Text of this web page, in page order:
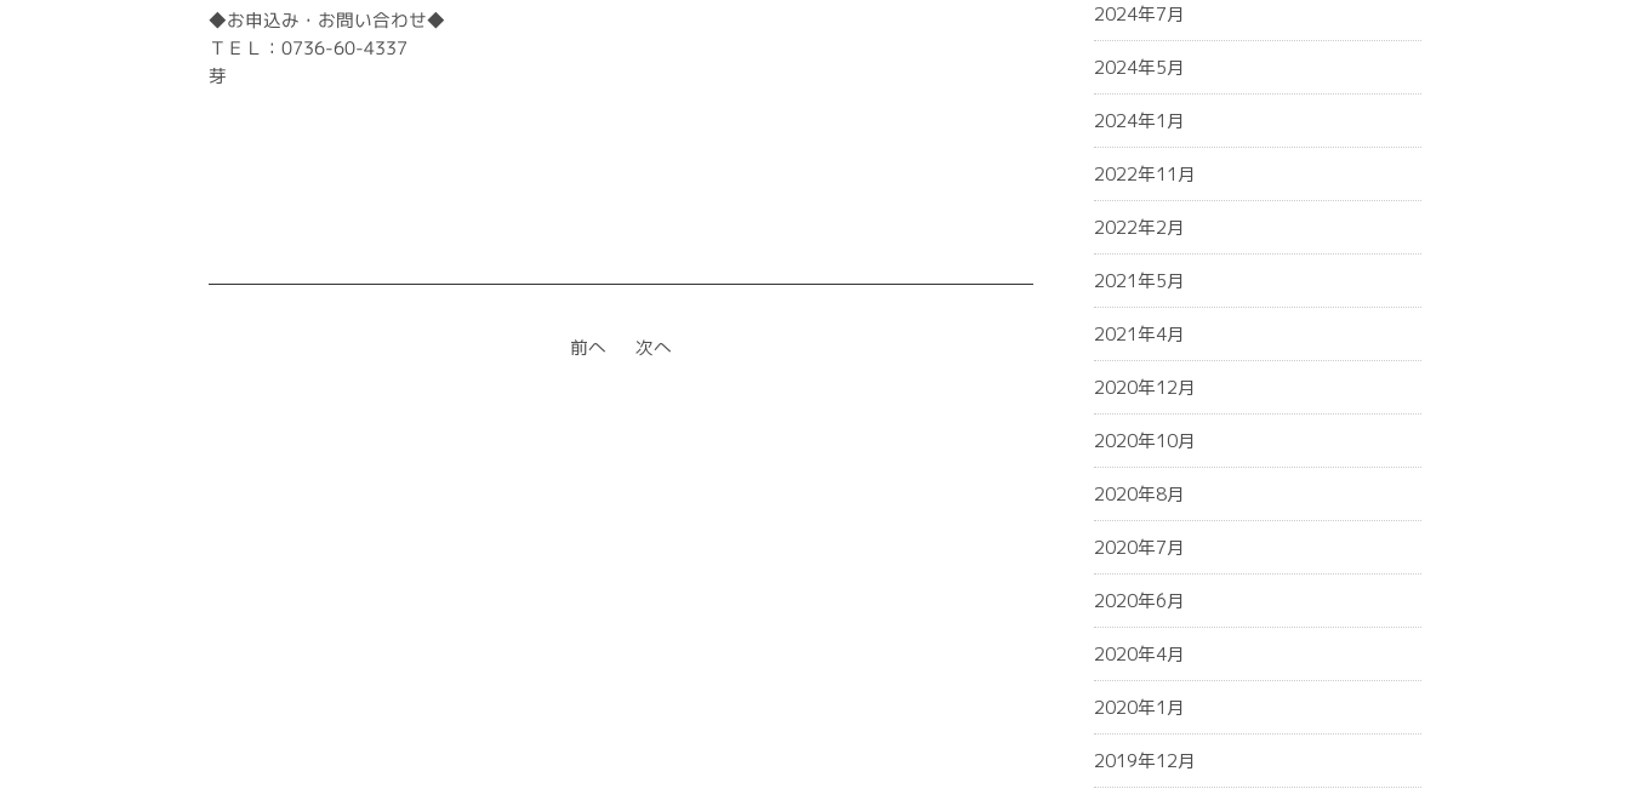
◆お申込み・お問い合わせ◆
ＴＥＬ：0736-60-4337
芽
前へ 次へ
2024年7月
2024年5月
2024年1月
2022年11月
2022年2月
2021年5月
2021年4月
2020年12月
2020年10月
2020年8月
2020年7月
2020年6月
2020年4月
2020年1月
2019年12月